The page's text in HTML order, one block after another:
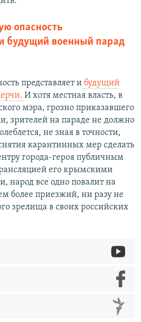
опасность
будущий военный парад
представляет и будущий
И хотя местная власть, в
мэра, грозно приказавшего
зрителей на параде не должно
не зная в точности,
карантинных мер сделать
города-героя публичным
его крымскими
народ все одно повалит на
более приезжий, ни разу не
зрелища в своих российских